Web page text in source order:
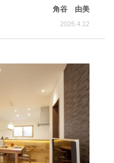
角谷 由美
2026.4.12